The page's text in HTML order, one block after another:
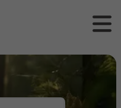
Ouvrir
/
le